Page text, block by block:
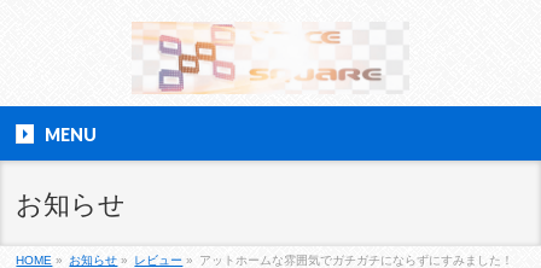
MENU
お知らせ
HOME » お知らせ » レビュー » アットホームな雰囲気でガチガチにならずにすみました！